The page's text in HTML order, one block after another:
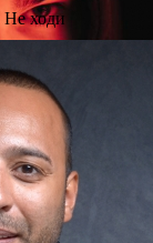
Не ходи